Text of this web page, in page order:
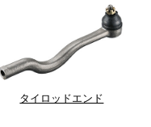
タイロッドエンド